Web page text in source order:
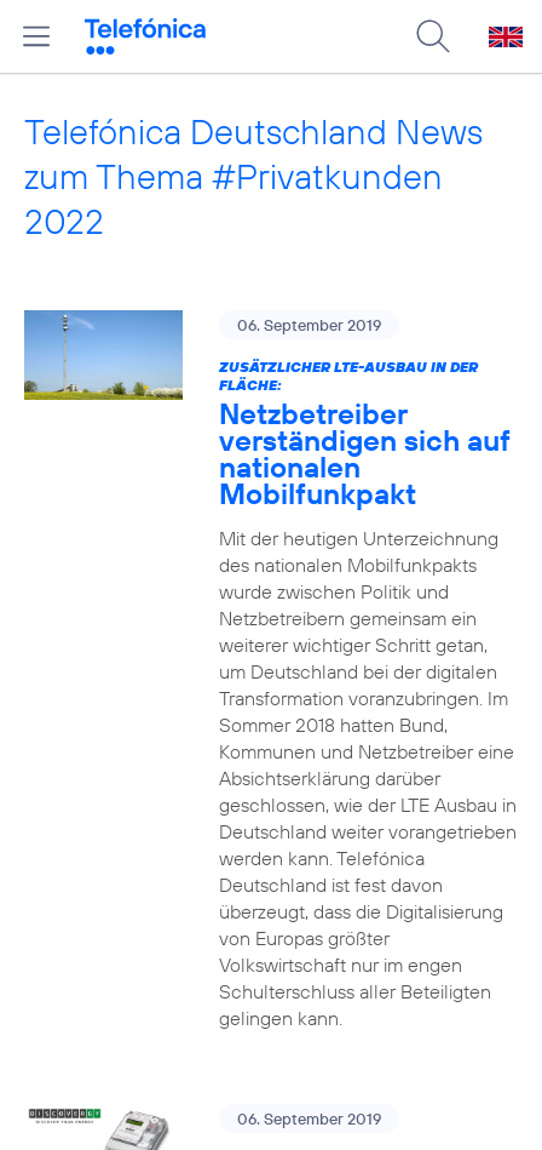
Telefónica Deutschland News
zum Thema #Privatkunden
2022
06. September 2019
ZUSÄTZLICHER LTE-AUSBAU IN DER
FLÄCHE:
Netzbetreiber
verständigen sich auf
nationalen
Mobilfunkpakt
Mit der heutigen Unterzeichnung
des nationalen Mobilfunkpakts
wurde zwischen Politik und
Netzbetreibern gemeinsam ein
weiterer wichtiger Schritt getan,
um Deutschland bei der digitalen
Transformation voranzubringen. Im
Sommer 2018 hatten Bund,
Kommunen und Netzbetreiber eine
Absichtserklärung darüber
geschlossen, wie der LTE Ausbau in
Deutschland weiter vorangetrieben
werden kann. Telefónica
Deutschland ist fest davon
überzeugt, dass die Digitalisierung
von Europas größter
Volkswirtschaft nur im engen
Schulterschluss aller Beteiligten
gelingen kann.
06. September 2019